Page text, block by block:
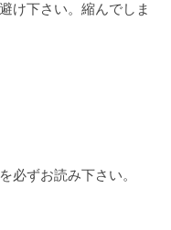
け下さい。縮んでしま
必ずお読み下さい。